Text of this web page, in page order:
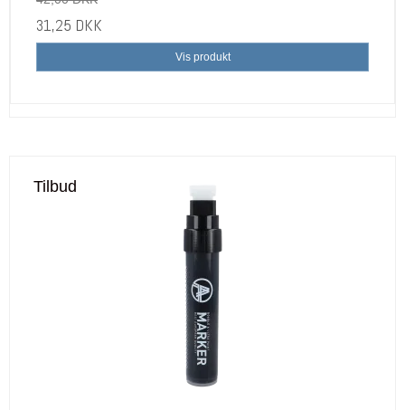
31,25 DKK
Vis produkt
Tilbud